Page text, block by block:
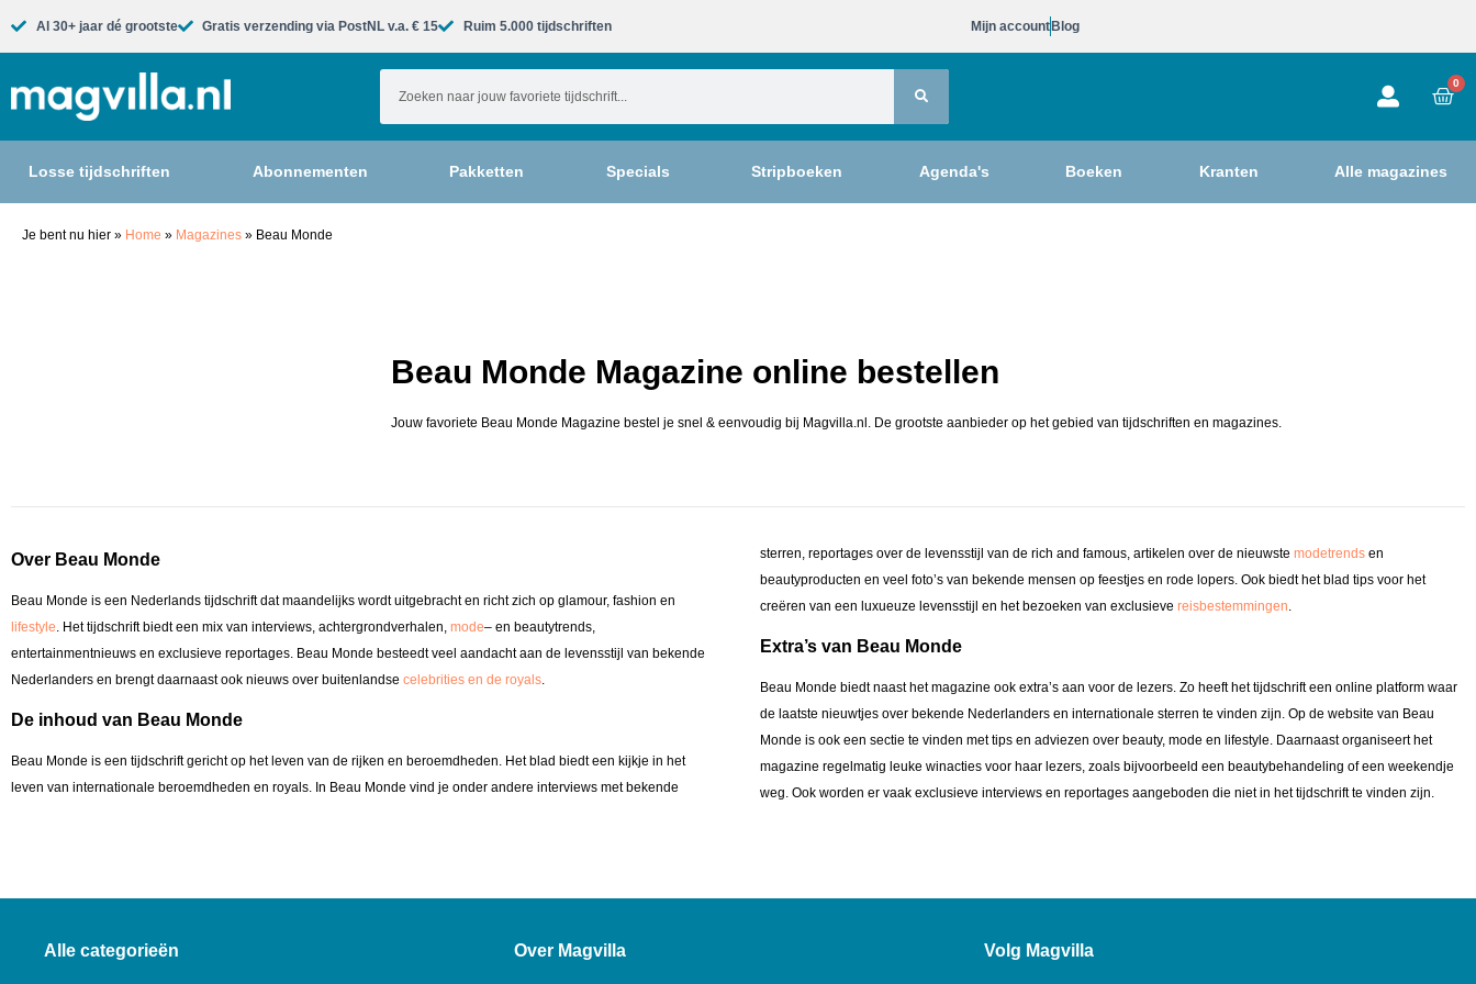
Al 30+ jaar dé grootste​ Gratis verzending via PostNL v.a. € 15 Ruim 5.000 tijdschriften​ Mijn account Blog
0
Losse tijdschriften Abonnementen Pakketten Specials Stripboeken Agenda's Boeken Kranten Alle magazines
Je bent nu hier » Home » Magazines » Beau Monde
Beau Monde Magazine online bestellen
Jouw favoriete Beau Monde Magazine bestel je snel & eenvoudig bij Magvilla.nl. De grootste aanbieder op het gebied van tijdschriften en magazines.
Over Beau Monde
Beau Monde is een Nederlands tijdschrift dat maandelijks wordt uitgebracht en richt zich op glamour, fashion en
lifestyle. Het tijdschrift biedt een mix van interviews, achtergrondverhalen, mode– en beautytrends,
entertainmentnieuws en exclusieve reportages. Beau Monde besteedt veel aandacht aan de levensstijl van bekende
Nederlanders en brengt daarnaast ook nieuws over buitenlandse celebrities en de royals.
De inhoud van Beau Monde
Beau Monde is een tijdschrift gericht op het leven van de rijken en beroemdheden. Het blad biedt een kijkje in het
leven van internationale beroemdheden en royals. In Beau Monde vind je onder andere interviews met bekende
sterren, reportages over de levensstijl van de rich and famous, artikelen over de nieuwste modetrends en
beautyproducten en veel foto’s van bekende mensen op feestjes en rode lopers. Ook biedt het blad tips voor het
creëren van een luxueuze levensstijl en het bezoeken van exclusieve reisbestemmingen.
Extra’s van Beau Monde
Beau Monde biedt naast het magazine ook extra’s aan voor de lezers. Zo heeft het tijdschrift een online platform waar
de laatste nieuwtjes over bekende Nederlanders en internationale sterren te vinden zijn. Op de website van Beau
Monde is ook een sectie te vinden met tips en adviezen over beauty, mode en lifestyle. Daarnaast organiseert het
magazine regelmatig leuke winacties voor haar lezers, zoals bijvoorbeeld een beautybehandeling of een weekendje
weg. Ook worden er vaak exclusieve interviews en reportages aangeboden die niet in het tijdschrift te vinden zijn.
Alle categorieën Over Magvilla Volg Magvilla